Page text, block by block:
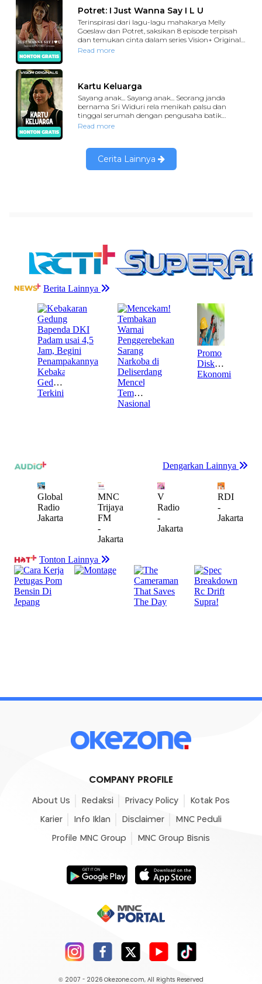
COMPANY PROFILE
About Us Redaksi Privacy Policy Kotak Pos
Karier Info Iklan Disclaimer MNC Peduli
Profile MNC Group MNC Group Bisnis
© 2007 - 2026 Okezone.com, All Rights Reserved